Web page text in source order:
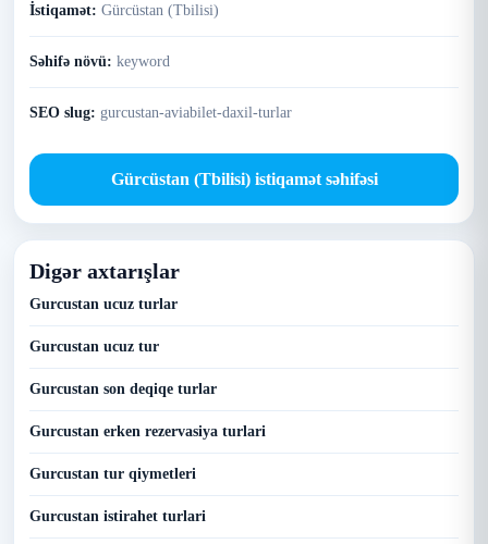
İstiqamət: Gürcüstan (Tbilisi)
Səhifə növü: keyword
SEO slug: gurcustan-aviabilet-daxil-turlar
Gürcüstan (Tbilisi) istiqamət səhifəsi
Digər axtarışlar
Gurcustan ucuz turlar
Gurcustan ucuz tur
Gurcustan son deqiqe turlar
Gurcustan erken rezervasiya turlari
Gurcustan tur qiymetleri
Gurcustan istirahet turlari